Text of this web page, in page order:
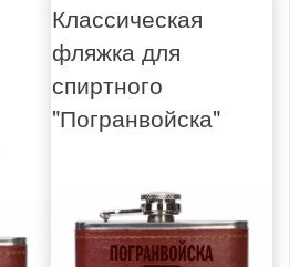
Классическая
фляжка для
спиртного
"Погранвойска"